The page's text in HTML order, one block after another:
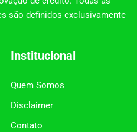
são definidos exclusivamente
Institucional
Quem Somos
Disclaimer
Contato